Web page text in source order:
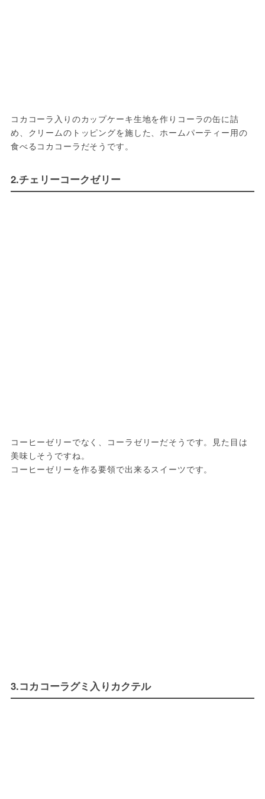
コカコーラ入りのカップケーキ生地を作りコーラの缶に詰
め、クリームのトッピングを施した、ホームパーティー用の
2.チェリーコークゼリー
コーヒーゼリーでなく、コーラゼリーだそうです。見た目は
美味しそうですね。
コーヒーゼリーを作る要領で出来るスイーツです。
3.コカコーラグミ入りカクテル